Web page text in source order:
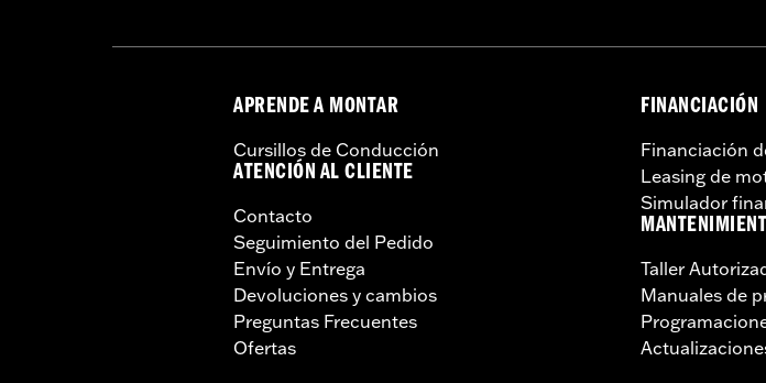
APRENDE A MONTAR
Cursillos de Conducción
ATENCIÓN AL CLIENTE
Contacto
Seguimiento del Pedido
Envío y Entrega
Devoluciones y cambios
Preguntas Frecuentes
Ofertas
FINANCIACIÓN
Financiación
Leasing de
Simulador
Taller
Manuales de